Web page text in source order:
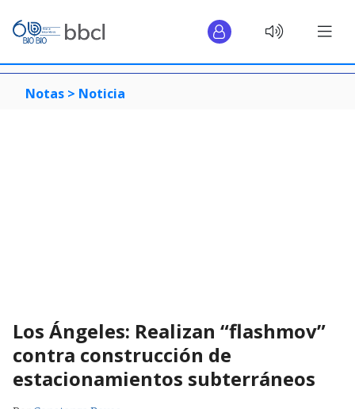
Notas > Noticia
Los Ángeles: Realizan “flashmov”
contra construcción de
estacionamientos subterráneos